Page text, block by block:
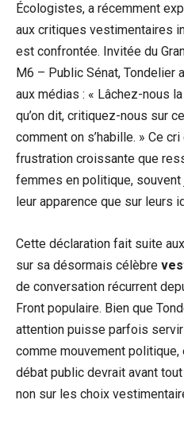
Écologistes, a récemment
aux critiques vestimentaires
est confrontée. Invitée du
M6 – Public Sénat, Tondelier
aux médias : « Lâchez-nous
qu’on dit, critiquez-nous sur
comment on s’habille. » Ce
frustration croissante que
femmes en politique,
leur apparence que sur leurs
Cette déclaration fait suite
sur sa désormais célèbre
de conversation récurrent
Front populaire. Bien que
attention puisse parfois
comme mouvement
débat public devrait avant
non sur les choix